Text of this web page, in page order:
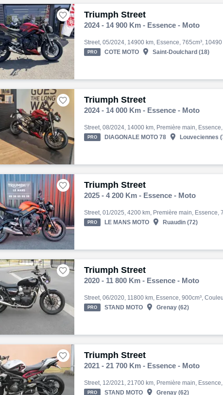
Triumph Street

2024 - 14 900 Km - Essence - Moto
PRO COTE MOTO  Saint-Doulchard (18)
Triumph Street

2024 - 14 000 Km - Essence - Moto
PRO DIAGONALE MOTO 78  Louveciennes
Triumph Street

2025 - 4 200 Km - Essence - Moto
PRO LE MANS MOTO  Ruaudin (72)
Triumph Street

2020 - 11 800 Km - Essence - Moto
PRO STAND MOTO  Grenay (62)
Triumph Street

2021 - 21 700 Km - Essence - Moto
PRO STAND MOTO  Grenay (62)